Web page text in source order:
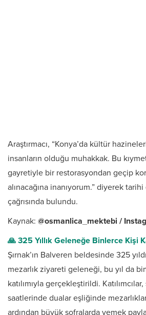
Araştırmacı, “Konya’da kültür
insanların olduğu muhakkak. Bu
gayretiyle bir restorasyondan geçip
alınacağına inanıyorum.” diyerek
çağrısında bulundu.
Kaynak: @osmanlica_mektebi /
🙏 325 Yıllık Geleneğe Binlerce Kişi
Şırnak’ın Balveren beldesinde 325
mezarlık ziyareti geleneği, bu yıl da
katılımıyla gerçekleştirildi.
saatlerinde dualar eşliğinde
ardından büyük sofralarda yemek